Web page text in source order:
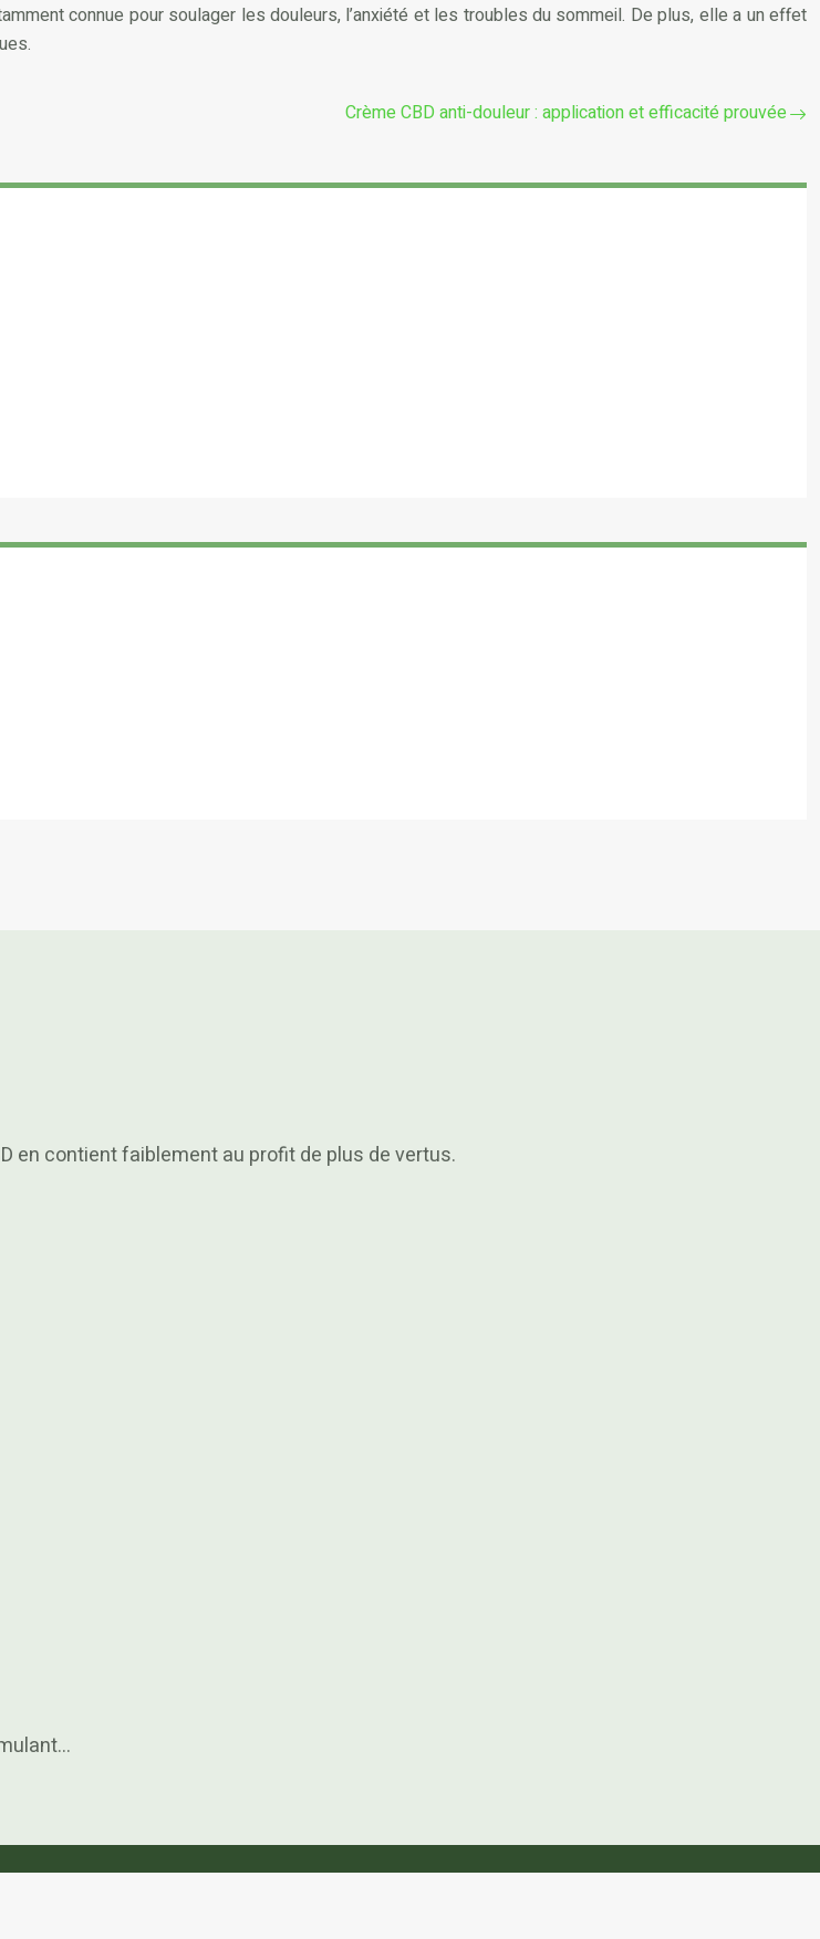
connue pour soulager les douleurs, l’anxiété et les troubles du sommeil. De plus, elle a un effet
Crème CBD anti-douleur : application et efficacité prouvée
en contient faiblement au profit de plus de vertus.